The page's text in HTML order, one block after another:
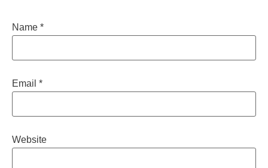
Name *
Email *
Website